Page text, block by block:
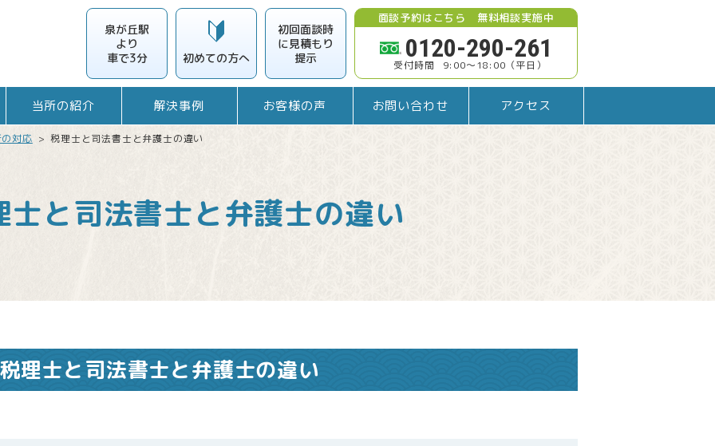
泉が丘駅
より
車で3分
初めての方へ
初回面談時
に見積もり
提示
面談予約はこちら 無料相談実施中
0120-290-261
9:00～18:00 （平日）
当所の紹介 解決事例 お客様の声 お問い合わせ アクセス
対応 >税理士と司法書士と弁護士の違い
士と司法書士と弁護士の違い
理士と司法書士と弁護士の違い